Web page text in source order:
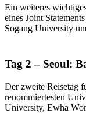
Ein weiteres
eines Joint
Sogang University
Tag 2 – Seoul:
Der zweite Reisetag
renommiertesten
University, Ewha